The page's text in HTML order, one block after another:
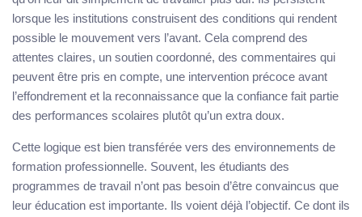
lorsque les institutions construisent des conditions qui rendent
possible le mouvement vers l’avant. Cela comprend des
attentes claires, un soutien coordonné, des commentaires qui
peuvent être pris en compte, une intervention précoce avant
l’effondrement et la reconnaissance que la confiance fait partie
des performances scolaires plutôt qu’un extra doux.
Cette logique est bien transférée vers des environnements de
formation professionnelle. Souvent, les étudiants des
programmes de travail n’ont pas besoin d’être convaincus que
leur éducation est importante. Ils voient déjà l’objectif. Ce dont ils